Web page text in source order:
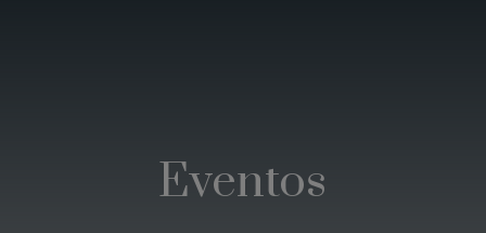
Eventos